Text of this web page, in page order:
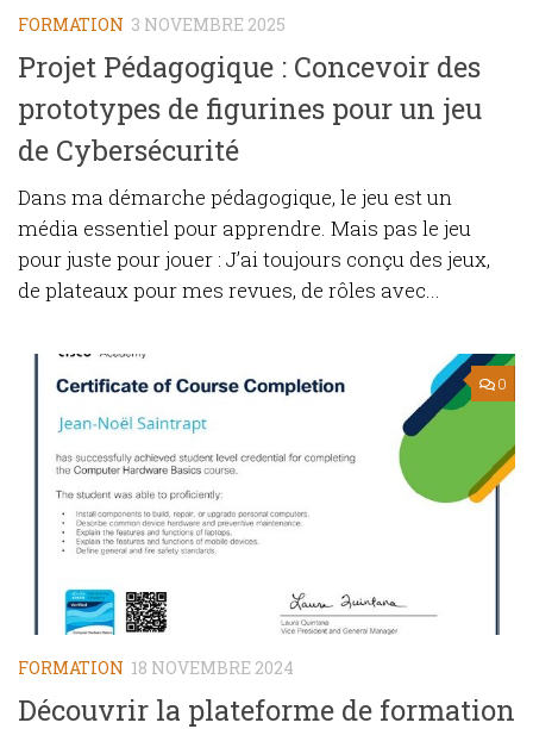
FORMATION 3 NOVEMBRE 2025
Projet Pédagogique : Concevoir des
prototypes de figurines pour un jeu
de Cybersécurité
Dans ma démarche pédagogique, le jeu est un
média essentiel pour apprendre. Mais pas le jeu
pour juste pour jouer : J’ai toujours conçu des jeux,
de plateaux pour mes revues, de rôles avec...
0
FORMATION 18 NOVEMBRE 2024
Découvrir la plateforme de formation